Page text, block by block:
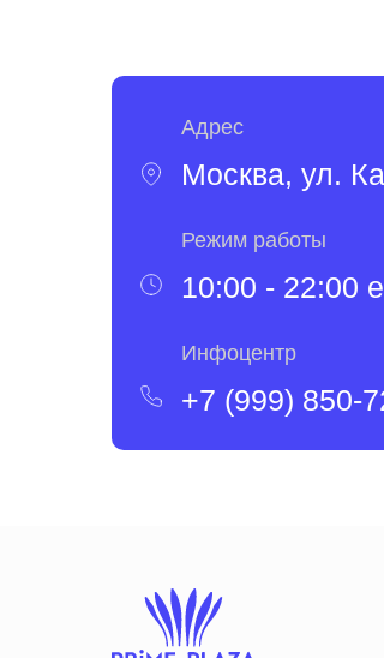
Москва, ул.
10:00 - 22:00
Адрес
Режим работы
+7 (999) 850-
Инфоцентр